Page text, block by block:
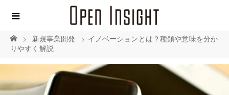
新規事業開発
イノベーションとは？種類や意味を分か
りやすく解説